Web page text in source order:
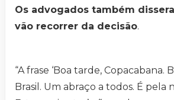
Os advogados também
vão recorrer da decisão.
“A frase ‘Boa tarde, Copacabana.
Brasil. Um abraço a todos. É pela